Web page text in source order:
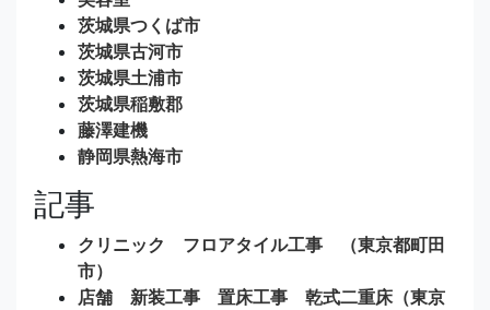
茨城県つくば市
茨城県古河市
茨城県土浦市
茨城県稲敷郡
藤澤建機
静岡県熱海市
記事
クリニック フロアタイル工事 （東京都町田
市）
店舗 新装工事 置床工事 乾式二重床（東京